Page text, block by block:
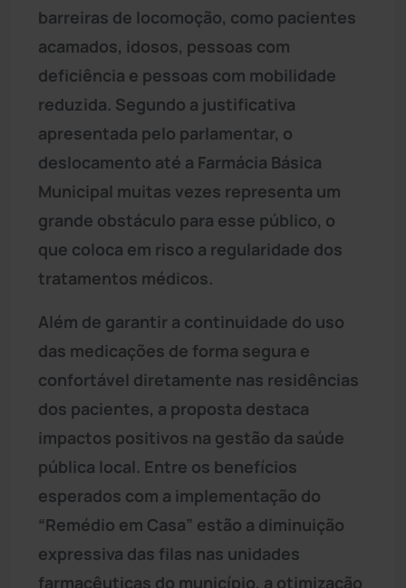
barreiras de locomoção, como pacientes
acamados, idosos, pessoas com
deficiência e pessoas com mobilidade
reduzida. Segundo a justificativa
apresentada pelo parlamentar, o
deslocamento até a Farmácia Básica
Municipal muitas vezes representa um
grande obstáculo para esse público, o
que coloca em risco a regularidade dos
tratamentos médicos.
Além de garantir a continuidade do uso
das medicações de forma segura e
confortável diretamente nas residências
dos pacientes, a proposta destaca
impactos positivos na gestão da saúde
pública local. Entre os benefícios
esperados com a implementação do
“Remédio em Casa” estão a diminuição
expressiva das filas nas unidades
farmacêuticas do município, a otimização